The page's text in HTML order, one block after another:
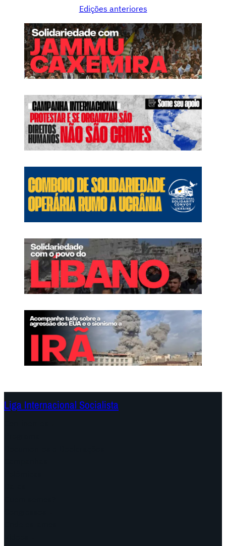
Edições anteriores
Liga Internacional Socialista